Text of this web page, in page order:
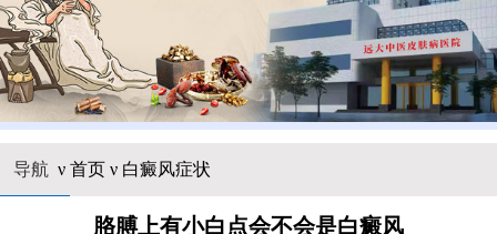
导航 ν 首页ν 白癜风症状
胳膊上有小白点会不会是白癜风